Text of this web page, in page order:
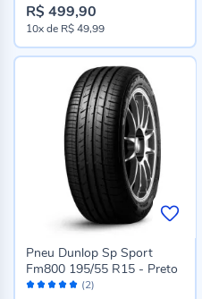
R$ 499,90
10xde R$ 49,99
Avaliação: (2)
Pneu Dunlop Sp Sport
Fm800 195/55 R15 - Preto